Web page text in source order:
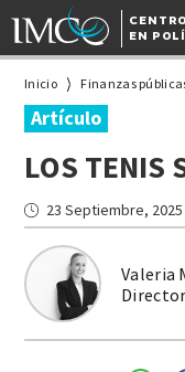
EN
Inicio Finanzas
Artículo
LOS TENIS
Valeria
23 Septiembre, 2025